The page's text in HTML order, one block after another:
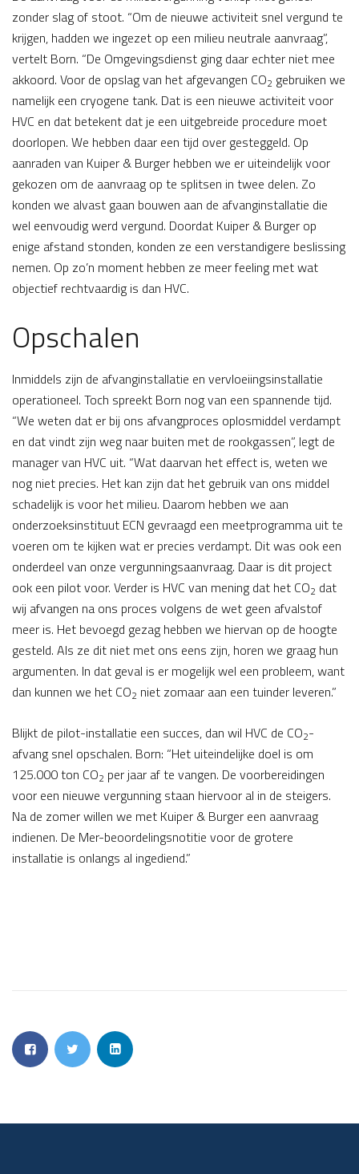
zonder slag of stoot. “Om de nieuwe activiteit snel vergund te
krijgen, hadden we ingezet op een milieu neutrale aanvraag”,
vertelt Born. “De Omgevingsdienst ging daar echter niet mee
akkoord. Voor de opslag van het afgevangen CO2 gebruiken we
namelijk een cryogene tank. Dat is een nieuwe activiteit voor
HVC en dat betekent dat je een uitgebreide procedure moet
doorlopen. We hebben daar een tijd over gesteggeld. Op
aanraden van Kuiper & Burger hebben we er uiteindelijk voor
gekozen om de aanvraag op te splitsen in twee delen. Zo
konden we alvast gaan bouwen aan de afvanginstallatie die
wel eenvoudig werd vergund. Doordat Kuiper & Burger op
enige afstand stonden, konden ze een verstandigere beslissing
nemen. Op zo’n moment hebben ze meer feeling met wat
objectief rechtvaardig is dan HVC.
Opschalen
Inmiddels zijn de afvanginstallatie en vervloeiingsinstallatie
operationeel. Toch spreekt Born nog van een spannende tijd.
“We weten dat er bij ons afvangproces oplosmiddel verdampt
en dat vindt zijn weg naar buiten met de rookgassen”, legt de
manager van HVC uit. “Wat daarvan het effect is, weten we
nog niet precies. Het kan zijn dat het gebruik van ons middel
schadelijk is voor het milieu. Daarom hebben we aan
onderzoeksinstituut ECN gevraagd een meetprogramma uit te
voeren om te kijken wat er precies verdampt. Dit was ook een
onderdeel van onze vergunningsaanvraag. Daar is dit project
ook een pilot voor. Verder is HVC van mening dat het CO2 dat
wij afvangen na ons proces volgens de wet geen afvalstof
meer is. Het bevoegd gezag hebben we hiervan op de hoogte
gesteld. Als ze dit niet met ons eens zijn, horen we graag hun
argumenten. In dat geval is er mogelijk wel een probleem, want
dan kunnen we het CO2 niet zomaar aan een tuinder leveren.”
Blijkt de pilot-installatie een succes, dan wil HVC de CO2-
afvang snel opschalen. Born: “Het uiteindelijke doel is om
125.000 ton CO2 per jaar af te vangen. De voorbereidingen
voor een nieuwe vergunning staan hiervoor al in de steigers.
Na de zomer willen we met Kuiper & Burger een aanvraag
indienen. De Mer-beoordelingsnotitie voor de grotere
installatie is onlangs al ingediend.”